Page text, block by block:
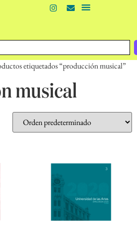
etiquetados “producción musical”
musical